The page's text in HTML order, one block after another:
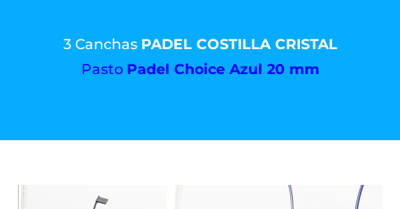
3 Canchas PADEL COSTILLA CRISTAL
Pasto Padel Choice Azul 20 mm